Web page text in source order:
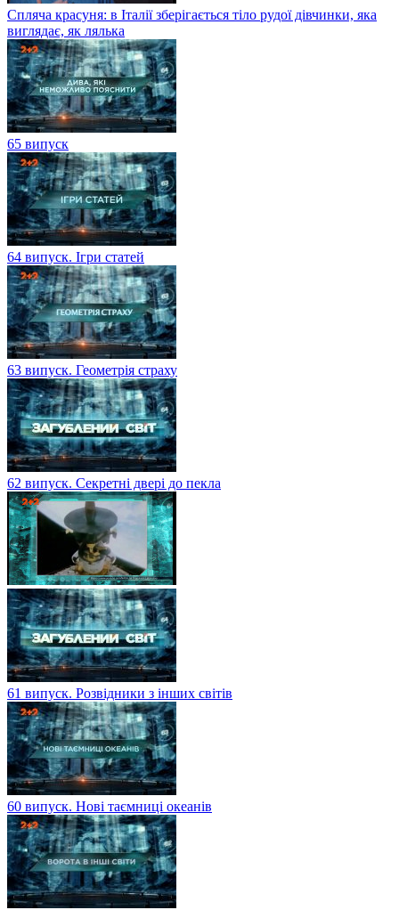
Спляча красуня: в Італії зберігається тіло рудої дівчинки, яка
виглядає, як лялька
65 випуск
64 випуск. Ігри статей
63 випуск. Геометрія страху
62 випуск. Секретні двері до пекла
61 випуск. Розвідники з інших світів
60 випуск. Нові таємниці океанів